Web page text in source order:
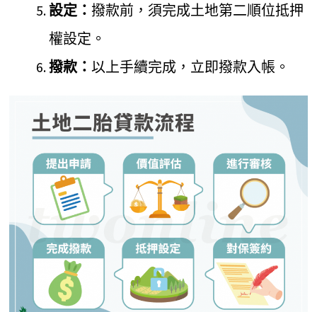
設定： 撥款前，須完成土地第二順位抵押
權設定。
撥款： 以上手續完成，立即撥款入帳。